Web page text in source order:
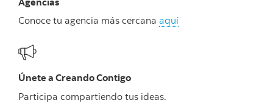
Agencias
Conoce tu agencia más cercana aquí
Únete a Creando Contigo
Participa compartiendo tus ideas.